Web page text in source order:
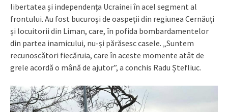
libertatea și independența Ucrainei în acel segment al
frontului. Au fost bucuroși de oaspeții din regiunea Cernăuți
și locuitorii din Liman, care, în pofida bombardamentelor
din partea inamicului, nu-și părăsesc casele. „Suntem
recunoscători fiecăruia, care în aceste momente atât de
grele acordă o mână de ajutor”, a conchis Radu Ștefliuc.